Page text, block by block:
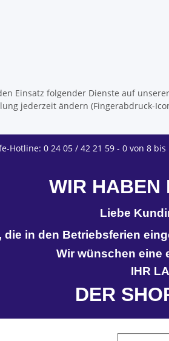
Einsatz folgender Dienste auf
jederzeit ändern (Fingerabdruck-
Hotline: 0 24 05 / 42 21 59 - 0 von 8 bis
WIR HABEN
Liebe
in den Betriebsferien
Wir wünschen eine
IHR
DER